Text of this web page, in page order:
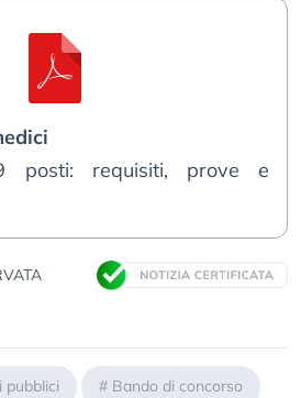
posti: requisiti, prove e
pubblici # Bando di concorso